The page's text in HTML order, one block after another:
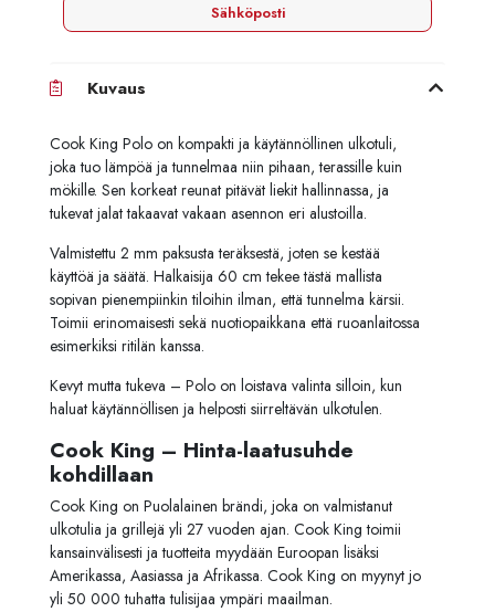
Sähköposti
Kuvaus
Cook King Polo on kompakti ja käytännöllinen ulkotuli,
joka tuo lämpöä ja tunnelmaa niin pihaan, terassille kuin
mökille. Sen korkeat reunat pitävät liekit hallinnassa, ja
tukevat jalat takaavat vakaan asennon eri alustoilla.
Valmistettu 2 mm paksusta teräksestä, joten se kestää
käyttöä ja säätä. Halkaisija 60 cm tekee tästä mallista
sopivan pienempiinkin tiloihin ilman, että tunnelma kärsii.
Toimii erinomaisesti sekä nuotiopaikkana että ruoanlaitossa
esimerkiksi ritilän kanssa.
Kevyt mutta tukeva – Polo on loistava valinta silloin, kun
haluat käytännöllisen ja helposti siirreltävän ulkotulen.
Cook King – Hinta-laatusuhde
kohdillaan
Cook King on Puolalainen brändi, joka on valmistanut
ulkotulia ja grillejä yli 27 vuoden ajan. Cook King toimii
kansainvälisesti ja tuotteita myydään Euroopan lisäksi
Amerikassa, Aasiassa ja Afrikassa. Cook King on myynyt jo
yli 50 000 tuhatta tulisijaa ympäri maailman.